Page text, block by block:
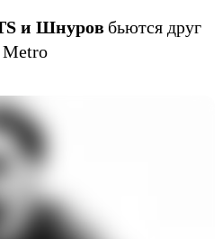
и Шнуров бьются друг
Metro